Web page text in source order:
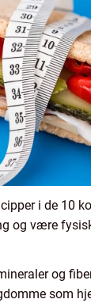
i de 10
og være
og
som